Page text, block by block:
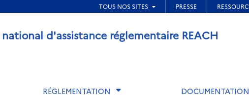
de page
national d'assistance réglementaire REACH
RÉGLEMENTATION DOCUMENTATION